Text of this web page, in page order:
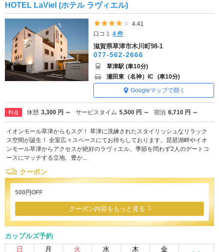
HOTEL LaViel (ホテル ラヴィエル)
5つ星のうち4
4.41
口コミ4 件
滋賀県草津市木川町98-1
077-562-2666
草津駅 (車10分)
瀬田東（名神）IC (車10分)
Googleマップで開く
料金 休憩 3,300 円 ～ サービスタイム 5,500 円 ～ 宿泊 6,710 円 ～
イオンモール草津からもスグ！ 草津に洗練されたスタイリッシュなリラック
ス空間が誕生！ 全室広々スペースにてお待ちしております。琵琶湖畔やイオ
ンモール草津からアクセスが絶好のラヴィエル。季節を問わず2人のデートコ
ースにマッチする立地、豊か...
クーポン
500円OFF
クーポン内容をもっと見る
カップルズ予約
日
月 火 水 木 金